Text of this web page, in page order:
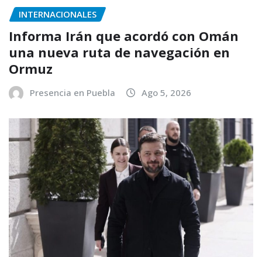
INTERNACIONALES
Informa Irán que acordó con Omán
una nueva ruta de navegación en
Ormuz
Presencia en Puebla Ago 5, 2026